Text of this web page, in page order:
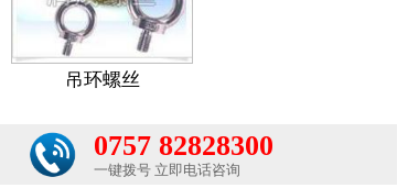
吊环螺丝
0757 82828300
一键拨号 立即电话咨询